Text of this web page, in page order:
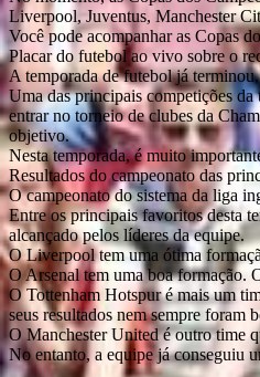
Liverpool, Juventus, Manchester
Você pode acompanhar as Copas
Placar do futebol ao vivo sobre o
A temporada de futebol já
Uma das principais competições
entrar no torneio de clubes da
objetivo.
Nesta temporada, é muito
Resultados do campeonato das
O campeonato do sistema da liga
Entre os principais favoritos desta
alcançado pelos líderes da equipe.
O Liverpool tem uma ótima
O Arsenal tem uma boa formação.
O Tottenham Hotspur é mais um
seus resultados nem sempre foram
O Manchester United é outro time
No entanto, a equipe já conseguiu